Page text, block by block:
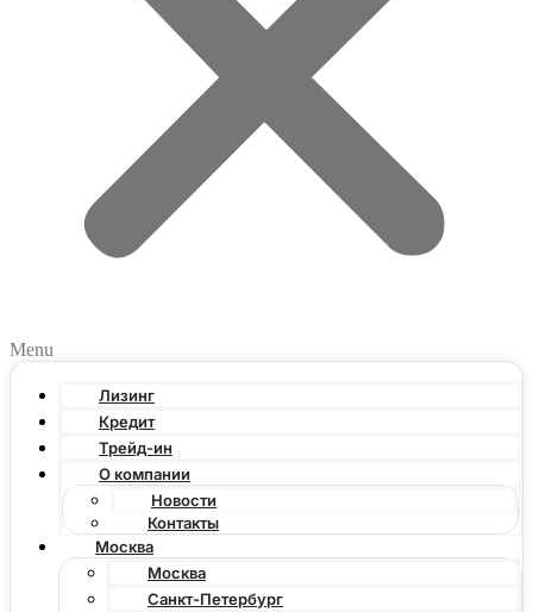
Menu
Лизинг
Кредит
Трейд-ин
О компании
Новости
Контакты
Москва
Москва
Санкт-Петербург